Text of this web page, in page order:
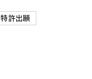
特許出願